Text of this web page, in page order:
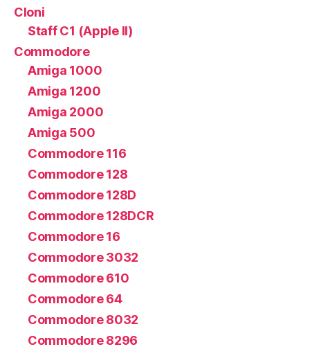
Cloni
Staff C1 (Apple II)
Commodore
Amiga 1000
Amiga 1200
Amiga 2000
Amiga 500
Commodore 116
Commodore 128
Commodore 128D
Commodore 128DCR
Commodore 16
Commodore 3032
Commodore 610
Commodore 64
Commodore 8032
Commodore 8296